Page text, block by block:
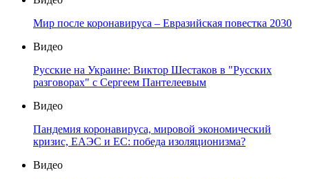
Мир после коронавируса – Евразийская повестка 2030
Видео
Русские на Украине: Виктор Шестаков в "Русских
разговорах" с Сергеем Пантелеевым
Видео
Пандемия коронавируса, мировой экономический
кризис, ЕАЭС и ЕС: победа изоляционизма?
Видео